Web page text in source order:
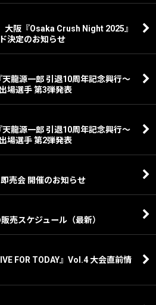
大阪『Osaka Crush Night 2025』
決定のお知らせ
龍源一郎 引退10周年記念興行～
場選手 第3弾発表
龍源一郎 引退10周年記念興行～
場選手 第2弾発表
売会 開催のお知らせ
売スケジュール（最新）
FOR TODAY』Vol.4 大会直前情